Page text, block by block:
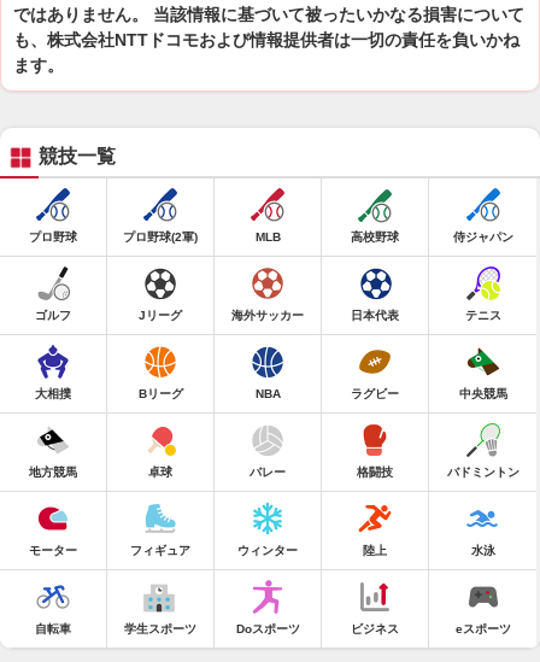
ではありません。 当該情報に基づいて被ったいかなる損害について
も、株式会社NTTドコモおよび情報提供者は一切の責任を負いかね
ます。
競技一覧
プロ野球 プロ野球(2軍) MLB 高校野球 侍ジャパン
ゴルフ Jリーグ 海外サッカー 日本代表 テニス
大相撲 Bリーグ NBA ラグビー 中央競馬
地方競馬 卓球 バレー 格闘技 バドミントン
モーター フィギュア ウィンター 陸上 水泳
自転車 学生スポーツ Doスポーツ ビジネス eスポーツ